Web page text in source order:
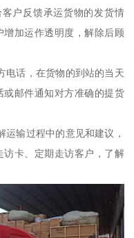
户反馈承运货物的发货情
加运作透明度，解除后顾
电话，在货物的到站的当天
邮件通知对方准确的提货
输过程中的意见和建议，
卡、定期走访客户，了解